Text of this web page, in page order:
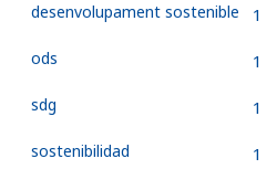
desenvolupament sostenible 1
ods 1
sdg 1
sostenibilidad 1